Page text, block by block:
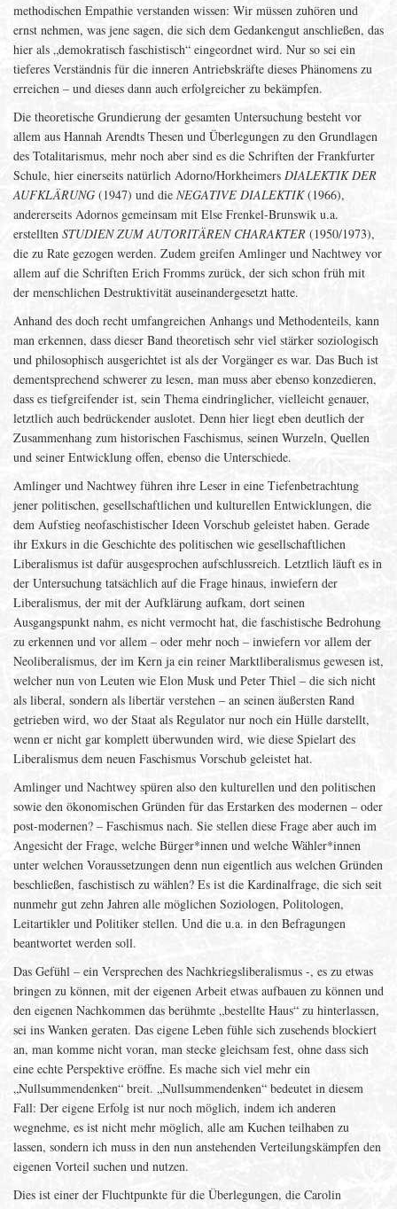
methodischen Empathie verstanden wissen: Wir müssen zuhören und
ernst nehmen, was jene sagen, die sich dem Gedankengut anschließen, das
hier als „demokratisch faschistisch“ eingeordnet wird. Nur so sei ein
tieferes Verständnis für die inneren Antriebskräfte dieses Phänomens zu
erreichen – und dieses dann auch erfolgreicher zu bekämpfen.
Die theoretische Grundierung der gesamten Untersuchung besteht vor
allem aus Hannah Arendts Thesen und Überlegungen zu den Grundlagen
des Totalitarismus, mehr noch aber sind es die Schriften der Frankfurter
Schule, hier einerseits natürlich Adorno/Horkheimers DIALEKTIK DER
AUFKLÄRUNG (1947) und dieNEGATIVE DIALEKTIK(1966),
andererseits Adornos gemeinsam mit Else Frenkel-Brunswik u.a.
erstellten STUDIEN ZUM AUTORITÄREN CHARAKTER (1950/1973),
die zu Rate gezogen werden. Zudem greifen Amlinger und Nachtwey vor
allem auf die Schriften Erich Fromms zurück, der sich schon früh mit
der menschlichen Destruktivität auseinandergesetzt hatte.
Anhand des doch recht umfangreichen Anhangs und Methodenteils, kann
man erkennen, dass dieser Band theoretisch sehr viel stärker soziologisch
und philosophisch ausgerichtet ist als der Vorgänger es war. Das Buch ist
dementsprechend schwerer zu lesen, man muss aber ebenso konzedieren,
dass es tiefgreifender ist, sein Thema eindringlicher, vielleicht genauer,
letztlich auch bedrückender auslotet. Denn hier liegt eben deutlich der
Zusammenhang zum historischen Faschismus, seinen Wurzeln, Quellen
und seiner Entwicklung offen, ebenso die Unterschiede.
Amlinger und Nachtwey führen ihre Leser in eine Tiefenbetrachtung
jener politischen, gesellschaftlichen und kulturellen Entwicklungen, die
dem Aufstieg neofaschistischer Ideen Vorschub geleistet haben. Gerade
ihr Exkurs in die Geschichte des politischen wie gesellschaftlichen
Liberalismus ist dafür ausgesprochen aufschlussreich. Letztlich läuft es in
der Untersuchung tatsächlich auf die Frage hinaus, inwiefern der
Liberalismus, der mit der Aufklärung aufkam, dort seinen
Ausgangspunkt nahm, es nicht vermocht hat, die faschistische Bedrohung
zu erkennen und vor allem – oder mehr noch – inwiefern vor allem der
Neoliberalismus, der im Kern ja ein reiner Marktliberalismus gewesen ist,
welcher nun von Leuten wie Elon Musk und Peter Thiel – die sich nicht
als liberal, sondern als libertär verstehen – an seinen äußersten Rand
getrieben wird, wo der Staat als Regulator nur noch ein Hülle darstellt,
wenn er nicht gar komplett überwunden wird, wie diese Spielart des
Liberalismus dem neuen Faschismus Vorschub geleistet hat.
Amlinger und Nachtwey spüren also den kulturellen und den politischen
sowie den ökonomischen Gründen für das Erstarken des modernen – oder
post-modernen? – Faschismus nach. Sie stellen diese Frage aber auch im
Angesicht der Frage, welche Bürger*innen und welche Wähler*innen
unter welchen Voraussetzungen denn nun eigentlich aus welchen Gründen
beschließen, faschistisch zu wählen? Es ist die Kardinalfrage, die sich seit
nunmehr gut zehn Jahren alle möglichen Soziologen, Politologen,
Leitartikler und Politiker stellen. Und die u.a. in den Befragungen
beantwortet werden soll.
Das Gefühl – ein Versprechen des Nachkriegsliberalismus -, es zu etwas
bringen zu können, mit der eigenen Arbeit etwas aufbauen zu können und
den eigenen Nachkommen das berühmte „bestellte Haus“ zu hinterlassen,
sei ins Wanken geraten. Das eigene Leben fühle sich zusehends blockiert
an, man komme nicht voran, man stecke gleichsam fest, ohne dass sich
eine echte Perspektive eröffne. Es mache sich viel mehr ein
„Nullsummendenken“ breit. „Nullsummendenken“ bedeutet in diesem
Fall: Der eigene Erfolg ist nur noch möglich, indem ich anderen
wegnehme, es ist nicht mehr möglich, alle am Kuchen teilhaben zu
lassen, sondern ich muss in den nun anstehenden Verteilungskämpfen den
eigenen Vorteil suchen und nutzen.
Dies ist einer der Fluchtpunkte für die Überlegungen, die Carolin